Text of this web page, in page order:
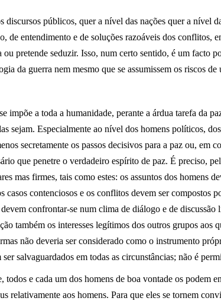
discursos públicos, quer a nível das nações quer a nível
de entendimento e de soluções razoáveis dos conflitos,
pretende seduzir. Isso, num certo sentido, é um facto
da guerra nem mesmo que se assumissem os riscos
impõe a toda a humanidade, perante a árdua tarefa da
sejam. Especialmente ao nível dos homens políticos,
secretamente os passos decisivos para a paz ou, em
que penetre o verdadeiro espírito de paz. É preciso,
mas firmes, tais como estes: os assuntos dos homens
casos contenciosos e os conflitos devem ser compostos
confrontar-se num clima de diálogo e de discussão
também os interesses legítimos dos outros grupos aos
não deveria ser considerado como o instrumento
ser salvaguardados em todas as circunstâncias; não é
todos e cada um dos homens de boa vontade os podem
relativamente aos homens. Para que eles se tornem